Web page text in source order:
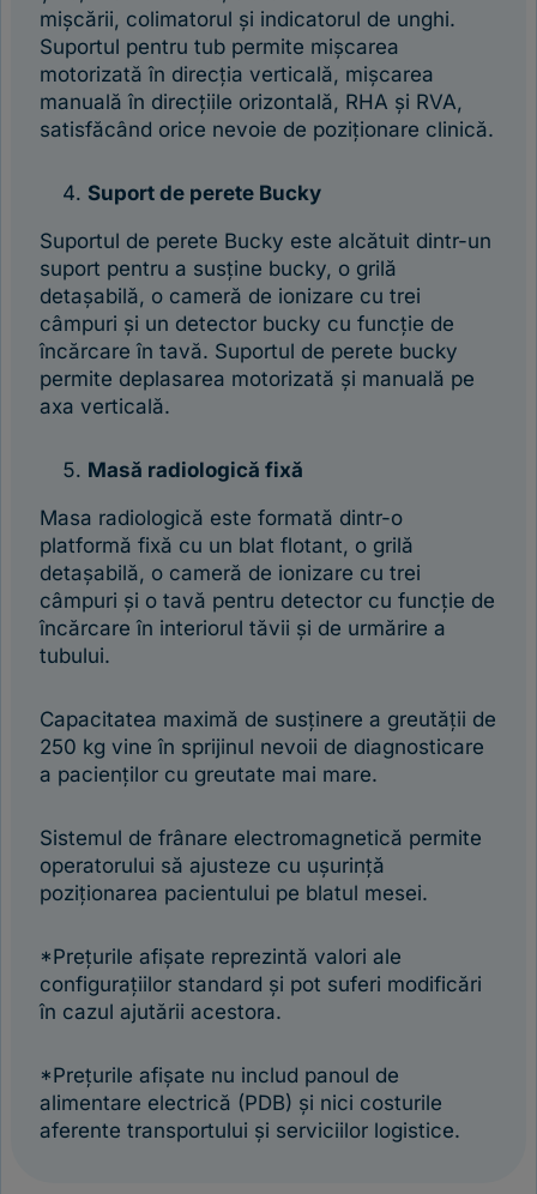
mișcării, colimatorul și indicatorul de unghi.
Suportul pentru tub permite mișcarea
motorizată în direcția verticală, mișcarea
manuală în direcțiile orizontală, RHA și RVA,
satisfăcând orice nevoie de poziționare clinică.
Suport de perete Bucky
Suportul de perete Bucky este alcătuit dintr-un
suport pentru a susține bucky, o grilă
detașabilă, o cameră de ionizare cu trei
câmpuri și un detector bucky cu funcție de
încărcare în tavă. Suportul de perete bucky
permite deplasarea motorizată și manuală pe
axa verticală.
Masă radiologică fixă
Masa radiologică este formată dintr-o
platformă fixă cu un blat flotant, o grilă
detașabilă, o cameră de ionizare cu trei
câmpuri și o tavă pentru detector cu funcție de
încărcare în interiorul tăvii și de urmărire a
tubului.
Capacitatea maximă de susținere a greutății de
250 kg vine în sprijinul nevoii de diagnosticare
a pacienților cu greutate mai mare.
Sistemul de frânare electromagnetică permite
operatorului să ajusteze cu ușurință
poziționarea pacientului pe blatul mesei.
*Prețurile afișate reprezintă valori ale
configurațiilor standard și pot suferi modificări
în cazul ajutării acestora.
*Prețurile afișate nu includ panoul de
alimentare electrică (PDB) și nici costurile
aferente transportului și serviciilor logistice.